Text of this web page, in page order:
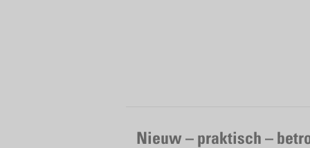
Nieuw – praktisch –